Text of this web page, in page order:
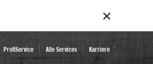
ProfiService Alle Services Karriere